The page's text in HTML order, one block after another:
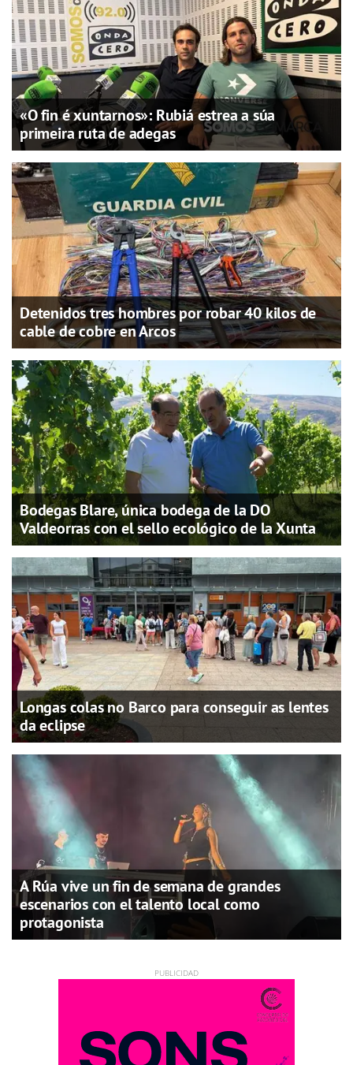
«O fin é xuntarnos»: Rubiá estrea a súa
primeira ruta de adegas
Detenidos tres hombres por robar 40 kilos de
cable de cobre en Arcos
Bodegas Blare, única bodega de la DO
Valdeorras con el sello ecológico de la Xunta
Longas colas no Barco para conseguir as lentes
da eclipse
A Rúa vive un fin de semana de grandes
escenarios con el talento local como
protagonista